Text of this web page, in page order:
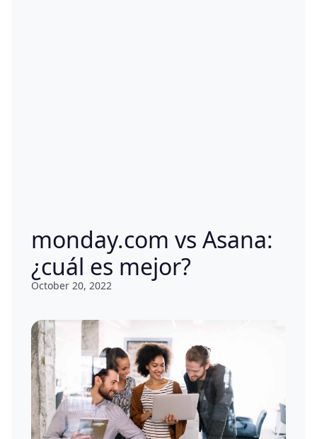
monday.com vs Asana:
¿cuál es mejor?
October 20, 2022